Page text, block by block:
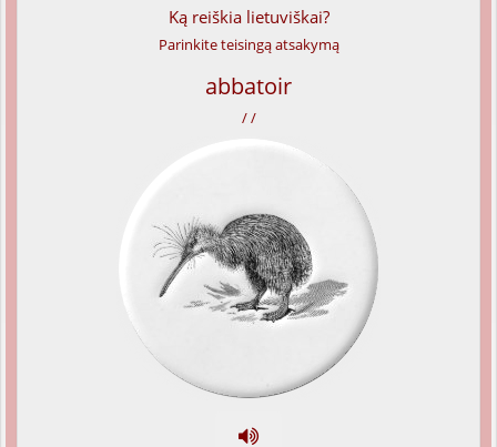
Ką reiškia lietuviškai?
Parinkite teisingą atsakymą
abbatoir
/ /